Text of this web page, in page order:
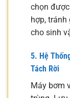
chọn
hợp,
cho sinh
5. Hệ
Tách Rời
Máy bơm